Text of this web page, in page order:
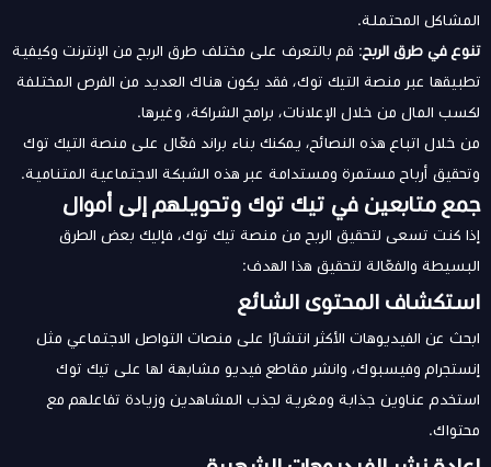
المشاكل المحتملة.
تنوع في طرق الربح: قم بالتعرف على مختلف طرق الربح من الإنترنت وكيفية
تطبيقها عبر منصة التيك توك، فقد يكون هناك العديد من الفرص المختلفة
لكسب المال من خلال الإعلانات، برامج الشراكة، وغيرها.
من خلال اتباع هذه النصائح، يمكنك بناء براند فعّال على منصة التيك توك
وتحقيق أرباح مستمرة ومستدامة عبر هذه الشبكة الاجتماعية المتنامية.
جمع متابعين في تيك توك وتحويلهم إلى أموال
إذا كنت تسعى لتحقيق الربح من منصة تيك توك، فإليك بعض الطرق
البسيطة والفعّالة لتحقيق هذا الهدف:
استكشاف المحتوى الشائع
ابحث عن الفيديوهات الأكثر انتشارًا على منصات التواصل الاجتماعي مثل
إنستجرام وفيسبوك، وانشر مقاطع فيديو مشابهة لها على تيك توك
استخدم عناوين جذابة ومغرية لجذب المشاهدين وزيادة تفاعلهم مع
محتواك.